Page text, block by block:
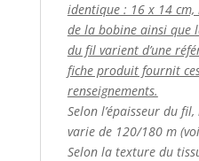
identique : 16 x 14
de la bobine ainsi que
du fil varient d’une
fiche produit fournit
renseignements.
Selon l’épaisseur du
varie de 120/180 m
Selon la texture du